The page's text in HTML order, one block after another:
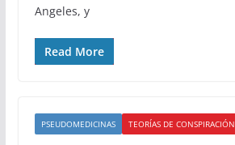
Angeles, y
Read More
PSEUDOMEDICINAS TEORÍAS DE CONSPIRACIÓN